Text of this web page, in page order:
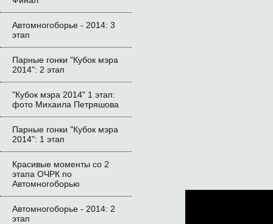
Автомногоборье - 2014: 3
этап
Парные гонки "Кубок мэра
2014": 2 этап
"Кубок мэра 2014" 1 этап:
фото Михаила Петряшова
Парные гонки "Кубок мэра
2014": 1 этап
Красивые моменты со 2
этапа ОЧРК по
Автомногоборью
Автомногоборье - 2014: 2
этап